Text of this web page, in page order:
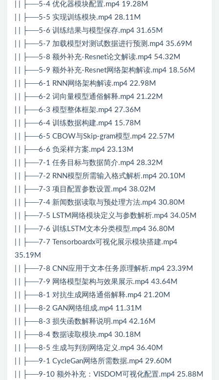
| | ├──5-4 优化器模块配置.mp4 19.28M
| | ├──5-5 实现训练模块.mp4 28.11M
| | ├──5-6 训练结果与模型保存.mp4 31.65M
| | ├──5-7 加载模型对测试数据进行预测.mp4 35.69M
| | ├──5-8 额外补充-Resnet论文解读.mp4 54.32M
| | ├──5-9 额外补充-Resnet网络架构解读.mp4 18.56M
| | ├──6-1 RNN网络架构解读.mp4 22.98M
| | ├──6-2 词向量模型通俗解释.mp4 21.22M
| | ├──6-3 模型整体框架.mp4 27.36M
| | ├──6-4 训练数据构建.mp4 15.78M
| | ├──6-5 CBOW与Skip-gram模型.mp4 22.57M
| | ├──6-6 负采样方案.mp4 23.13M
| | ├──7-1 任务目标与数据简介.mp4 28.32M
| | ├──7-2 RNN模型所需输入格式解析.mp4 20.10M
| | ├──7-3 项目配置参数设置.mp4 38.02M
| | ├──7-4 新闻数据读取与预处理方法.mp4 30.80M
| | ├──7-5 LSTM网络模块定义与参数解析.mp4 34.05M
| | ├──7-6 训练LSTM文本分类模型.mp4 36.80M
| | ├──7-7 Tensorboardx可视化展示模块搭建.mp4
35.19M
| | ├──7-8 CNN应用于文本任务原理解析.mp4 23.39M
| | ├──7-9 网络模型架构与效果展示.mp4 43.64M
| | ├──8-1 对抗生成网络通俗解释.mp4 21.20M
| | ├──8-2 GAN网络组成.mp4 11.31M
| | ├──8-3 损失函数解释说明.mp4 42.16M
| | ├──8-4 数据读取模块.mp4 30.18M
| | ├──8-5 生成与判别网络定义.mp4 36.40M
| | ├──9-1 CycleGan网络所需数据.mp4 29.60M
| | ├──9-10 额外补充：VISDOM可视化配置.mp4 25.88M